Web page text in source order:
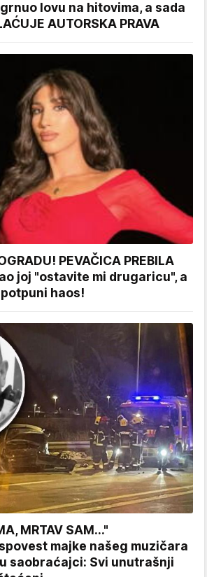
lovu na hitovima, a sada
AUTORSKA PRAVA
PEVAČICA PREBILA
joj "ostavite mi drugaricu", a
haos!
MRTAV SAM..."
majke našeg muzičara
saobraćajci: Svi unutrašnji